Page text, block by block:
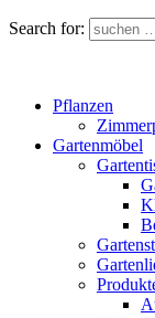
Search for:
Pflanzen
Gartenmöbel